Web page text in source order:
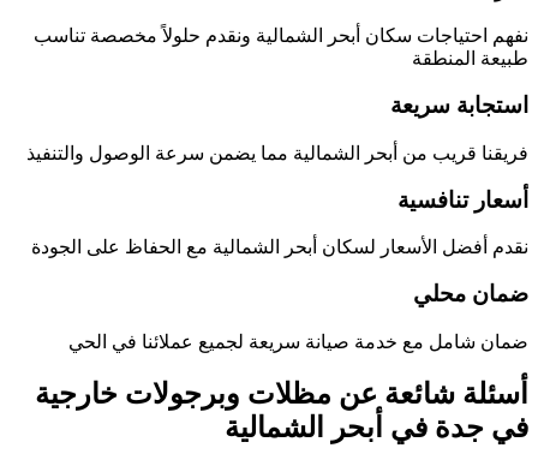
نفهم احتياجات سكان أبحر الشمالية ونقدم حلولاً مخصصة تناسب
طبيعة المنطقة
استجابة سريعة
فريقنا قريب من أبحر الشمالية مما يضمن سرعة الوصول والتنفيذ
أسعار تنافسية
نقدم أفضل الأسعار لسكان أبحر الشمالية مع الحفاظ على الجودة
ضمان محلي
ضمان شامل مع خدمة صيانة سريعة لجميع عملائنا في الحي
أسئلة شائعة عن مظلات وبرجولات خارجية
في جدة في أبحر الشمالية